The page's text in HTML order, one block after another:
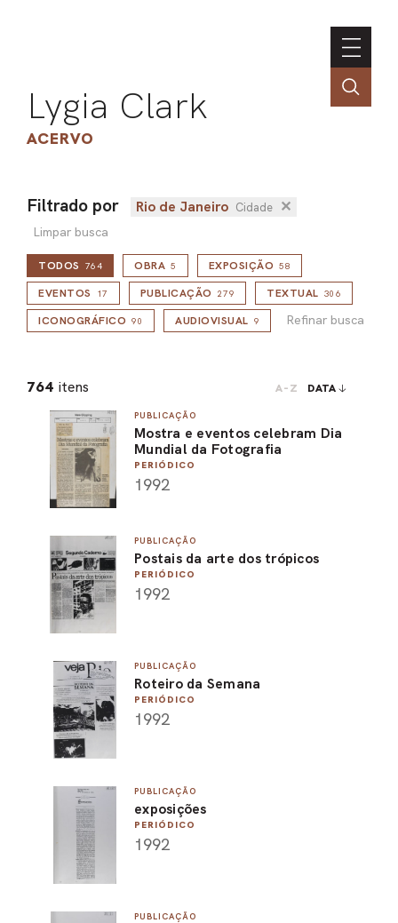
Lygia Clark
ACERVO
Filtrado por Rio de Janeiro Cidade ✕
Limpar busca
TODOS 764
Refinar busca
OBRA 5 EXPOSIÇÃO 58
EVENTOS 17 PUBLICAÇÃO 279 TEXTUAL 306
ICONOGRÁFICO 90 AUDIOVISUAL 9 Refinar busca
764 itens A-Z DATA
PUBLICAÇÃO
Mostra e eventos celebram Dia
Mundial da Fotografia
PERIÓDICO
1992
PUBLICAÇÃO
Postais da arte dos trópicos
PERIÓDICO
1992
PUBLICAÇÃO
Roteiro da Semana
PERIÓDICO
1992
PUBLICAÇÃO
exposições
PERIÓDICO
1992
PUBLICAÇÃO